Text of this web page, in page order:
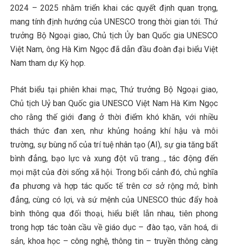
2024 – 2025 nhằm triển khai các quyết định quan trọng,
mang tính định hướng của UNESCO trong thời gian tới. Thứ
trưởng Bộ Ngoại giao, Chủ tịch Ủy ban Quốc gia UNESCO
Việt Nam, ông Hà Kim Ngọc đã dẫn đầu đoàn đại biểu Việt
Nam tham dự Kỳ họp.
Phát biểu tại phiên khai mạc, Thứ trưởng Bộ Ngoại giao,
Chủ tịch Uỷ ban Quốc gia UNESCO Việt Nam Hà Kim Ngọc
cho rằng thế giới đang ở thời điểm khó khăn, với nhiều
thách thức đan xen, như khủng hoảng khí hậu và môi
trường, sự bùng nổ của trí tuệ nhân tạo (AI), sự gia tăng bất
bình đẳng, bạo lực và xung đột vũ trang…, tác động đến
mọi mặt của đời sống xã hội. Trong bối cảnh đó, chủ nghĩa
đa phương và hợp tác quốc tế trên cơ sở rộng mở, bình
đẳng, cùng có lợi, và sứ mệnh của UNESCO thúc đẩy hoà
bình thông qua đối thoại, hiểu biết lẫn nhau, tiên phong
trong hợp tác toàn cầu về giáo dục – đào tạo, văn hoá, di
sản, khoa học – công nghệ, thông tin – truyền thông càng